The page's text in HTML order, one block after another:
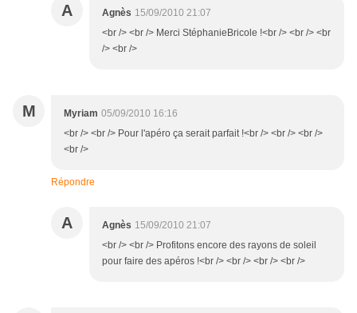
A Agnès 15/09/2010 21:07
<br /> <br /> Merci StéphanieBricole !<br /> <br /> <br
/> <br />
M Myriam 05/09/2010 16:16
<br /> <br /> Pour l'apéro ça serait parfait !<br /> <br /> <br />
<br />
Répondre
A Agnès 15/09/2010 21:07
<br /> <br /> Profitons encore des rayons de soleil
pour faire des apéros !<br /> <br /> <br /> <br />